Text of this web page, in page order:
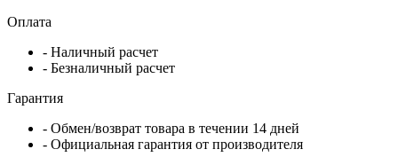
Оплата
- Наличный расчет
- Безналичный расчет
Гарантия
- Обмен/возврат товара в течении 14 дней
- Официальная гарантия от производителя